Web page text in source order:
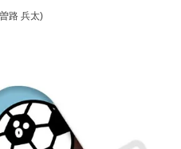
路 兵太)